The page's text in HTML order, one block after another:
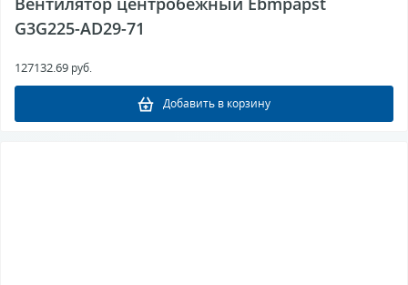
G3G225-AD29-71
127132.69 руб.
Добавить в корзину